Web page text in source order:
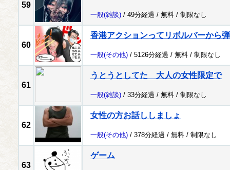
59
一般(雑談) / 49分経過 / 無料 / 制限なし
60
香港アクションってリボルバーから
一般(その他) / 5126分経過 / 無料 / 制限なし
61
うとうとしてた 大人の女性限定で
一般(雑談) / 33分経過 / 無料 / 制限なし
62
女性の方お話ししましょ
一般(その他) / 378分経過 / 無料 / 制限なし
63
ゲーム